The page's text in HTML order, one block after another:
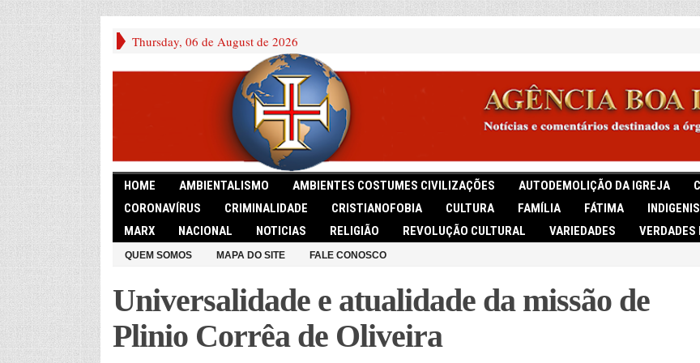
Thursday, 06 de August de 2026
HOME AMBIENTALISMO AMBIENTES COSTUMES CIVILIZAÇÕES AUTODEMOLIÇÃO DA IGREJA
CORONAVÍRUS
CRIMINALIDADE CRISTIANOFOBIA CULTURA FAMÍLIA FÁTIMA
MARX
NACIONAL NOTICIAS RELIGIÃO REVOLUÇÃO CULTURAL VARIEDADES VERDADES
QUEM SOMOS MAPA DO SITE FALE CONOSCO
Universalidade e atualidade da missão de
Plinio Corrêa de Oliveira